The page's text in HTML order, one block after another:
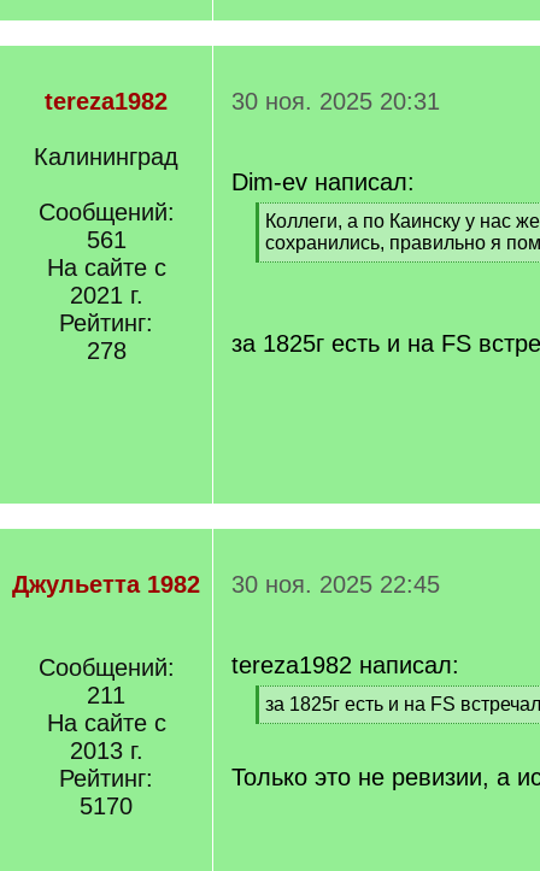
tereza1982
Калининград
Сообщений:
561
На сайте с
2021 г.
Рейтинг:
278
30 ноя. 2025 20:31
Dim-ev написал:
[
q
]
Коллеги, а по Каинску у нас
сохранились, правильно я
[
за 1825г есть и на FS
Джульетта 1982
Сообщений:
211
На сайте с
2013 г.
Рейтинг:
5170
30 ноя. 2025 22:45
tereza1982 написал:
[
q
за 1825г есть и на FS
[
q
]
Только это не ревизии, а